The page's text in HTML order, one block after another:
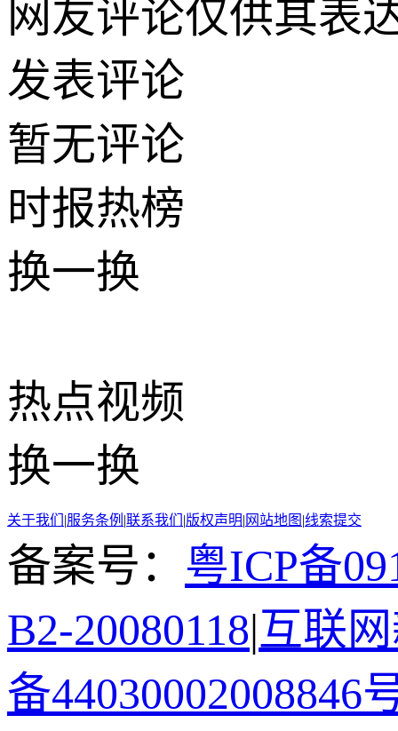
网友评论仅供其表
发表评论
暂无评论
时报热榜
换一换
热点视频
换一换
关于我们 |服务条例 |联系我们 |版权声明| 网站地图 |线索提交
备案号： 粤ICP备
B2-20080118|互联
备44030002008846